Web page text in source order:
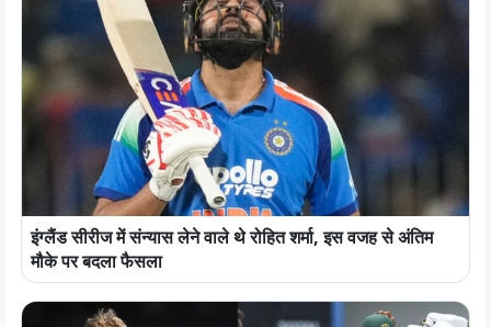
इंग्लैंड सीरीज में संन्यास लेने वाले थे रोहित शर्मा, इस वजह से अंतिम
मौके पर बदला फैसला